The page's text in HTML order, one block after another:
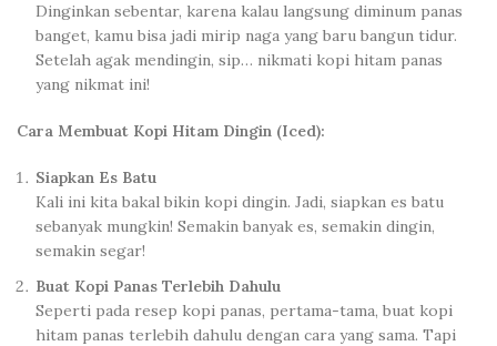
Dinginkan sebentar, karena kalau langsung diminum panas
banget, kamu bisa jadi mirip naga yang baru bangun tidur.
Setelah agak mendingin, sip… nikmati kopi hitam panas
yang nikmat ini!
Cara Membuat Kopi Hitam Dingin (Iced):
Siapkan Es Batu
Kali ini kita bakal bikin kopi dingin. Jadi, siapkan es batu
sebanyak mungkin! Semakin banyak es, semakin dingin,
semakin segar!
Buat Kopi Panas Terlebih Dahulu
Seperti pada resep kopi panas, pertama-tama, buat kopi
hitam panas terlebih dahulu dengan cara yang sama. Tapi